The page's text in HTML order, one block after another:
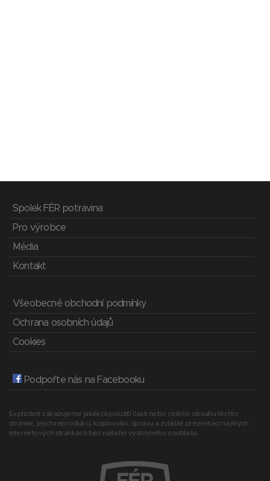
Spolek FÉR potravina
Pro výrobce
Média
Kontakt
Všeobecné obchodní podmínky
Ochrana osobních údajů
Cookies
Podpořte nás na Facebooku
Explicitně zakazujeme jakékoli použití části nebo celého obsahu těchto
stránek, jejich reprodukci, kopírování, úpravu a zvláště prezentaci na jiných
internetových stránkách bez našeho výslovného souhlasu.